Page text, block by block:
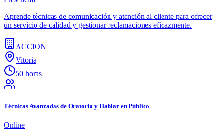
Aprende técnicas de comunicación y atención al cliente para ofrecer
un servicio de calidad y gestionar reclamaciones eficazmente.
ACCION
Vitoria
50 horas
Técnicas Avanzadas de Oratoria y Hablar en Público
Online